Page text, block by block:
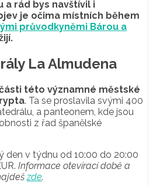
a rád bys navštívil i
je očima místních během
průvodkyněmi Bárou a
La Almudena
této významné městské
. Ta se proslavila svými 400
a panteonem, kde jsou
z řad španělské
den v týdnu od 10:00 do 20:00
Informace otevírací době a
zde.